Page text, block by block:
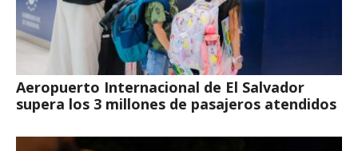
Aeropuerto Internacional de El Salvador
supera los 3 millones de pasajeros atendidos